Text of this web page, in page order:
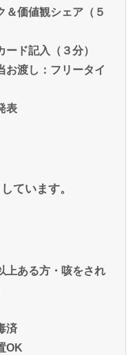
価値観シェア（５
ド記入（３分）
渡し：フリータイ
表
ています。
上ある方・咳をされ
済
OK